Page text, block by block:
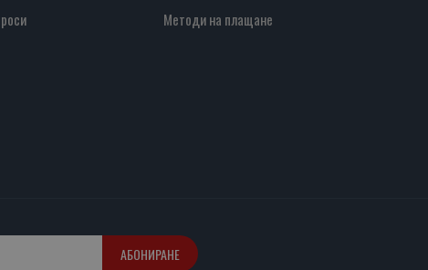
Методи на плащане
АБОНИРАНЕ